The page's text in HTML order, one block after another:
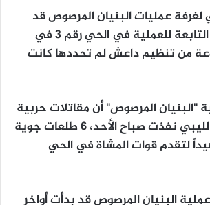
لغرفة عمليات البنيان المرصوص قد
أعلن تقدم القوات التابعة للعملية في الحي رقم 3 في
من تنظيم داعش لم تحددها كانت
"البنيان المرصوص" أن مقاتلات حربية
تابعة لسلاح الجو الليبي نفذت صباح الأحد، 6 طلعات جوية
لتقدم قوات المشاة في الحي
البنيان المرصوص قد بدأت أواخر